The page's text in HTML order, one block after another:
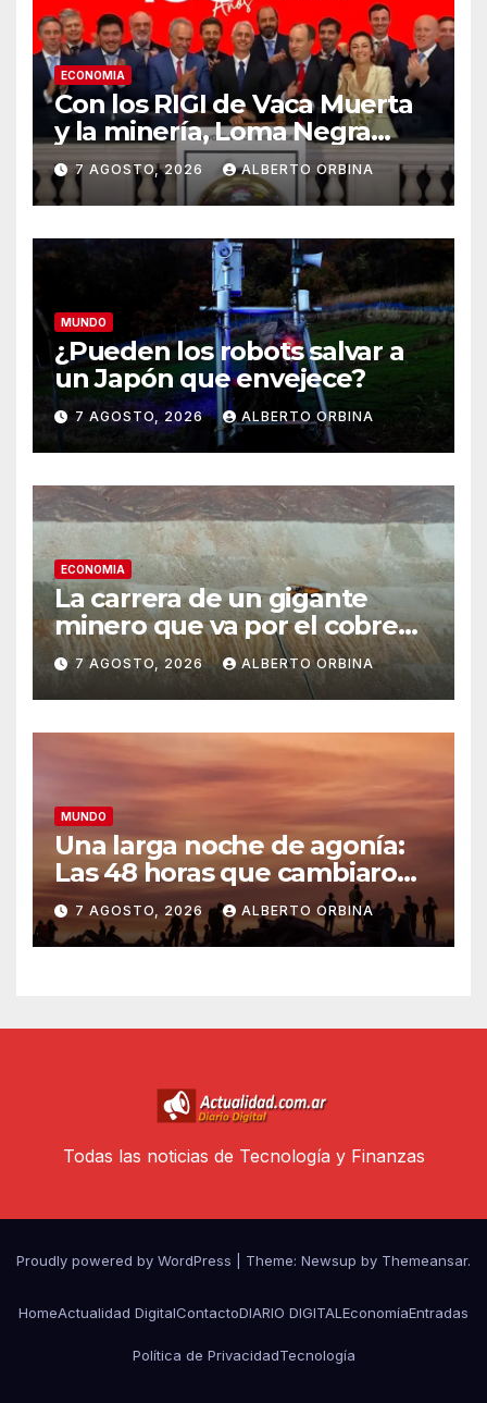
ECONOMIA
Con los RIGI de Vaca Muerta
y la minería, Loma Negra
confía en un récord de la
construcción
7 AGOSTO, 2026 ALBERTO ORBINA
MUNDO
¿Pueden los robots salvar a
un Japón que envejece?
7 AGOSTO, 2026 ALBERTO ORBINA
ECONOMIA
La carrera de un gigante
minero que va por el cobre
argentino: alianza con una
canadiense y la apuesta por
Mendoza
7 AGOSTO, 2026 ALBERTO ORBINA
MUNDO
Una larga noche de agonía:
Las 48 horas que cambiaron
Venezuela
7 AGOSTO, 2026 ALBERTO ORBINA
Todas las noticias de Tecnología y Finanzas
Proudly powered by WordPress Theme: Newsup by Themeansar.
HomeActualidad DigitalContactoDIARIO DIGITALEconomíaEntradas
Política de PrivacidadTecnología